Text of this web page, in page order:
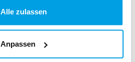
Alle zulassen
Anpassen